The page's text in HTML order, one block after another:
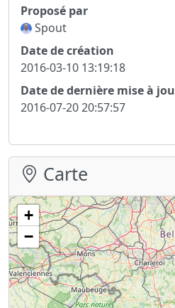
Proposé par
Spout
Date de création
2016-03-10 13:19:18
Date de dernière mise à
2016-07-20 20:57:57
Carte
+
−